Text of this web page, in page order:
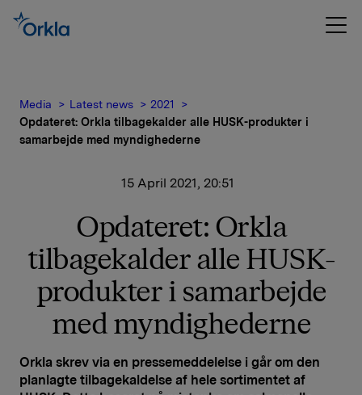
Media Latest news
2021
Opdateret: Orkla tilbagekalder alle HUSK-produkter i
samarbejde med myndighederne
15 April 2021, 20:51
Opdateret: Orkla
tilbagekalder alle HUSK-
produkter i samarbejde
med myndighederne
Orkla skrev via en pressemeddelelse i går om den
planlagte tilbagekaldelse af hele sortimentet af